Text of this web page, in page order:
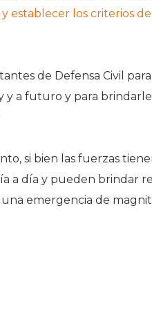
establecer los criterios
de Defensa Civil
a futuro y para
si bien las fuerzas
a día y pueden brindar
emergencia de